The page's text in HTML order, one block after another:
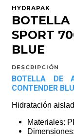
HYDRAPAK
BOTELLA
SPORT
BLUE
DESCRIPCIÓN
BOTELLA DE
CONTENDER
Hidratación
Materiales: